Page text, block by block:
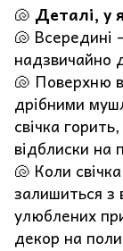
🐚 Деталі, у
🐚 Всередині
надзвичайно
🐚 Поверхню
дрібними
свічка
відблиски на
🐚 Коли
залишиться з
улюблених
декор на